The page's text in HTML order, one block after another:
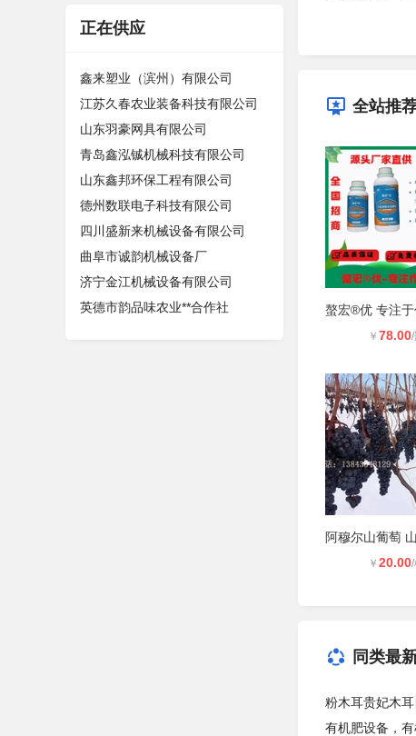
正在供应
鑫来塑业（滨州）有限公司
江苏久春农业装备科技有限公司
山东羽豪网具有限公司
青岛鑫泓铖机械科技有限公司
山东鑫邦环保工程有限公司
德州数联电子科技有限公司
四川盛新来机械设备有限公司
曲阜市诚韵机械设备厂
济宁金江机械设备有限公司
英德市韵品味农业**合作社
全站推
￥ 78.00/
￥ 20.00/
同类最
粉木耳贵妃木
有机肥设备，